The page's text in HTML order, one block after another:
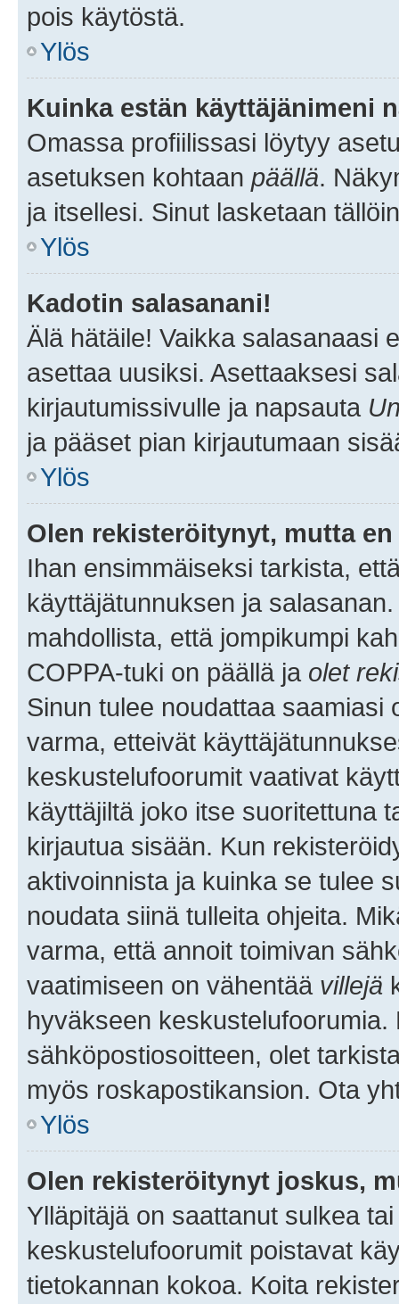
pois käytöstä.
Ylös
Kuinka estän käyttäjänimeni
Omassa profiilissasi löytyy
asetuksen kohtaan päällä.
ja itsellesi. Sinut lasketaan
Ylös
Kadotin salasanani!
Älä hätäile! Vaikka salasanaasi
asettaa uusiksi. Asettaaksesi
kirjautumissivulle ja napsauta
ja pääset pian kirjautumaan
Ylös
Olen rekisteröitynyt, mutta
Ihan ensimmäiseksi tarkista,
käyttäjätunnuksen ja
mahdollista, että jompikumpi
COPPA-tuki on päällä ja olet
Sinun tulee noudattaa saamiasi
varma, etteivät
keskustelufoorumit vaativat
käyttäjiltä joko itse suoritettuna
kirjautua sisään. Kun
aktivoinnista ja kuinka se tulee
noudata siinä tulleita ohjeita.
varma, että annoit toimivan
vaatimiseen on vähentää villejä
hyväkseen
sähköpostiosoitteen, olet
myös roskapostikansion. Ota
Ylös
Olen rekisteröitynyt joskus,
Ylläpitäjä on saattanut sulkea
keskustelufoorumit poistavat
tietokannan kokoa. Koita